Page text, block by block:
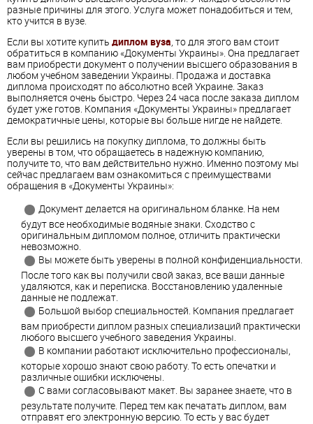
разные причины для этого. Услуга может понадобиться и тем,
кто учится в вузе.
Если вы хотите купить диплом вуза, то для этого вам стоит
обратиться в компанию «Документы Украины». Она предлагает
вам приобрести документ о получении высшего образования в
любом учебном заведении Украины. Продажа и доставка
диплома происходят по абсолютно всей Украине. Заказ
выполняется очень быстро. Через 24 часа после заказа диплом
будет уже готов. Компания «Документы Украины» предлагает
демократичные цены, которые вы больше нигде не найдете.
Если вы решились на покупку диплома, то должны быть
уверены в том, что обращаетесь в надежную компанию,
получите то, что вам действительно нужно. Именно поэтому мы
сейчас предлагаем вам ознакомиться с преимуществами
обращения в «Документы Украины»:
Документ делается на оригинальном бланке. На нем
будут все необходимые водяные знаки. Сходство с
оригинальным дипломом полное, отличить практически
невозможно.
Вы можете быть уверены в полной конфиденциальности.
После того как вы получили свой заказ, все ваши данные
удаляются, как и переписка. Восстановлению удаленные
данные не подлежат.
Большой выбор специальностей. Компания предлагает
вам приобрести диплом разных специализаций практически
любого высшего учебного заведения Украины.
В компании работают исключительно профессионалы,
которые хорошо знают свою работу. То есть опечатки и
различные ошибки исключены.
С вами согласовывают макет. Вы заранее знаете, что в
результате получите. Перед тем как печатать диплом, вам
отправят его электронную версию. То есть у вас будет